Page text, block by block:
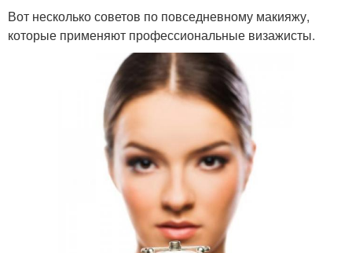
Вот несколько советов по повседневному макияжу,
которые применяют профессиональные визажисты.